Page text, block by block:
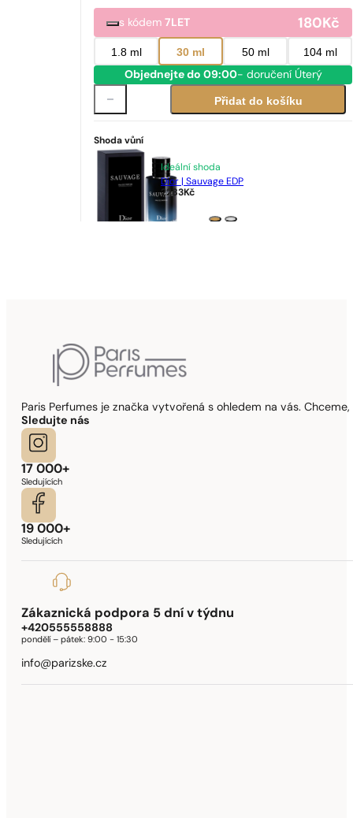
s kódem7LET 180Kč
1.8 ml 30 ml 50 ml 104 ml
Objednejte do 09:00- doručení Úterý
Přidat do košíku
Shoda vůní
Ideální shoda
Dior | Sauvage EDP
2283Kč
Paris Perfumes je značka vytvořená s ohledem na vás.
Sledujte nás
17 000+
Sledujících
19 000+
Sledujících
Zákaznická podpora 5 dní v týdnu
+420555558888
pondělí – pátek:9:00 - 15:30
info@parizske.cz